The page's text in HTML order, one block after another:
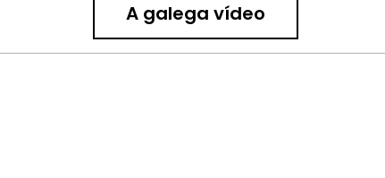
A galega vídeo